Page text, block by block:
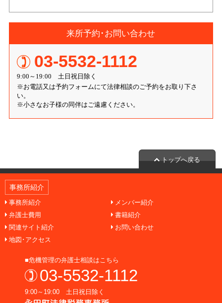
来所予約･お問い合わせ
03-5532-1112
9:00～19:00 土日祝日除く
※お電話又は予約フォームにて法律相談のご予約をお取り下さ
い。
※小さなお子様の同伴はご遠慮ください。
トップへ戻る
事務所紹介
事務所紹介
メンバー紹介
弁護士費用
書籍紹介
関連サイト紹介
お問い合わせ
地図･アクセス
■危機管理の弁護士相談はこちら
03-5532-1112
9:00～19:00 土日祝日除く